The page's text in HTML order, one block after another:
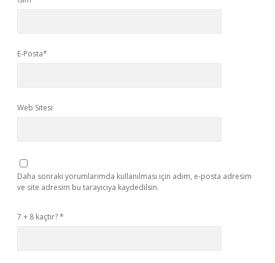
E-Posta*
Web Sitesi
Daha sonraki yorumlarımda kullanılması için adım, e-posta adresim
ve site adresim bu tarayıcıya kaydedilsin.
7 + 8 kaçtır?*